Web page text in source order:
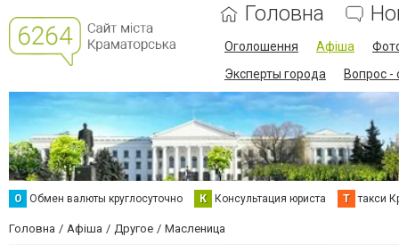
Головна
Оголошення Афіша
Эксперты города
Вопрос -
О Обмен валюты круглосуточно К Консультация юриста Т такси
Головна Афіша Другое Масленица